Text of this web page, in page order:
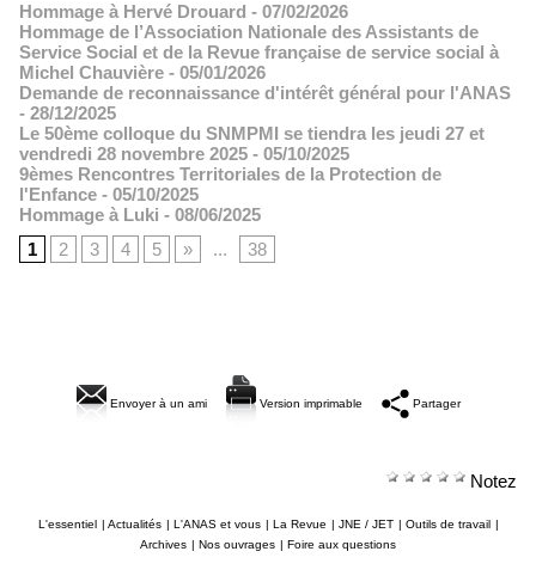
Hommage à Hervé Drouard - 07/02/2026
Hommage de l’Association Nationale des Assistants de
Service Social et de la Revue française de service social à
Michel Chauvière - 05/01/2026
Demande de reconnaissance d'intérêt général pour l'ANAS
- 28/12/2025
Le 50ème colloque du SNMPMI se tiendra les jeudi 27 et
vendredi 28 novembre 2025 - 05/10/2025
9èmes Rencontres Territoriales de la Protection de
l'Enfance - 05/10/2025
Hommage à Luki - 08/06/2025
1
2 3 4 5 » ... 38
Envoyer à un ami Version imprimable Partager
Notez
L'essentiel | Actualités | L'ANAS et vous | La Revue | JNE / JET | Outils de travail |
Archives | Nos ouvrages | Foire aux questions